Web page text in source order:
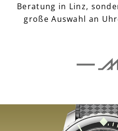
Beratung in Linz,
große Auswahl an